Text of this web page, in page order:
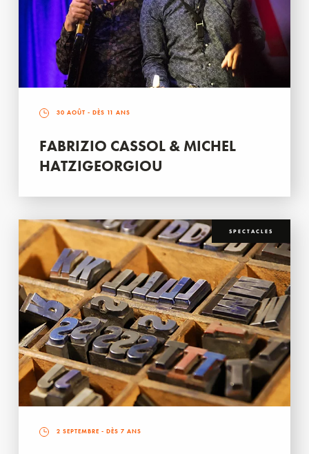
30 AOÛT - DÈS 11 ANS
FABRIZIO CASSOL & MICHEL
HATZIGEORGIOU
SPECTACLES
2 SEPTEMBRE - DÈS 7 ANS